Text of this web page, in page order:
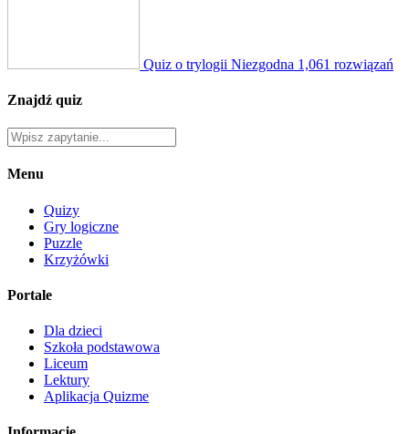
Quiz o trylogii Niezgodna 1,061 rozwiązań
Znajdź quiz
Menu
Quizy
Gry logiczne
Puzzle
Krzyżówki
Portale
Dla dzieci
Szkoła podstawowa
Liceum
Lektury
Aplikacja Quizme